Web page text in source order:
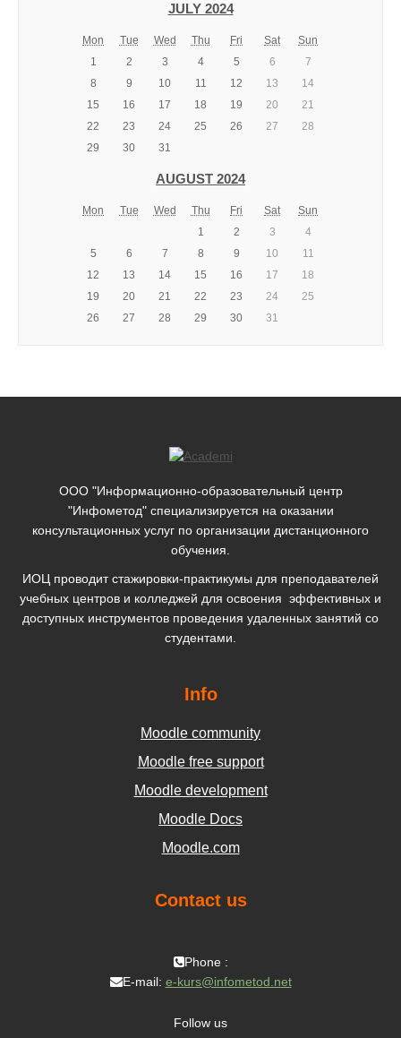
JULY 2024
Mon Tue Wed Thu Fri Sat
Sun
1
2 3 4 5 6
7
8
9 10 11 12 13
14
15
16 17 18 19 20
21
22
23 24 25 26 27
28
29
30 31
AUGUST 2024
Mon Tue Wed Thu Fri Sat
Sun
1
2 3
4
5
6 7 8 9 10
11
12
13 14 15 16 17
18
19
20 21 22 23 24
25
26
27 28 29 30 31
ООО "Информационно-образовательный центр
"Инфометод" специализируется на оказании
консультационных услуг по организации дистанционного
обучения.
ИОЦ проводит стажировки-практикумы для преподавателей
учебных центров и колледжей для освоения эффективных и
доступных инструментов проведения удаленных занятий со
студентами.
Info
Moodle community
Moodle free support
Moodle development
Moodle Docs
Moodle.com
Contact us
Phone :
E-mail: e-kurs@infometod.net
Follow us